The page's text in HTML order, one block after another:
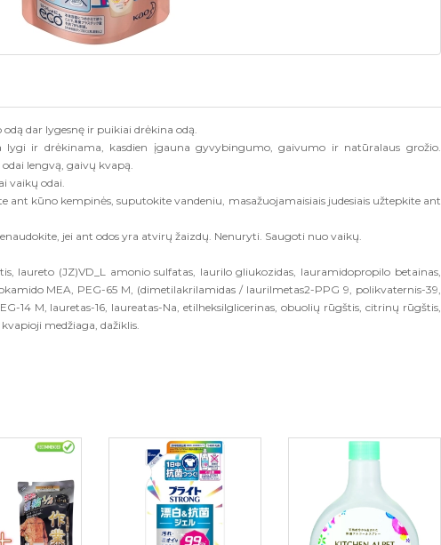
dar lygesnę ir puikiai drėkina odą.
ir drėkinama, kasdien įgauna gyvybingumo, gaivumo ir natūralaus grožio.
lengvą, gaivų kvapą.
vaikų odai.
ant kūno kempinės, suputokite vandeniu, masažuojamaisiais judesiais užtepkite ant
jei ant odos yra atvirų žaizdų. Nenuryti. Saugoti nuo vaikų.
laureto (JZ)VD_L amonio sulfatas, laurilo gliukozidas, lauramidopropilo betainas,
MEA, PEG-65 M, (dimetilakrilamidas / laurilmetas2-PPG 9, polikvaternis-39,
14 M, lauretas-16, laureatas-Na, etilheksilglicerinas, obuolių rūgštis, citrinų rūgštis,
medžiaga, dažiklis.